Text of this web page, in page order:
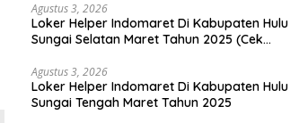
Agustus 3, 2026
Loker Helper Indomaret Di Kabupaten Hulu
Sungai Selatan Maret Tahun 2025 (Cek
Agustus 3, 2026
Loker Helper Indomaret Di Kabupaten Hulu
Sungai Tengah Maret Tahun 2025